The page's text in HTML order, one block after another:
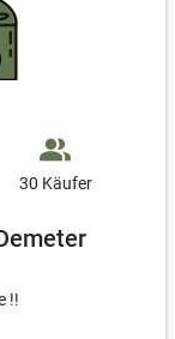
people_alt
30 Käufer
!!